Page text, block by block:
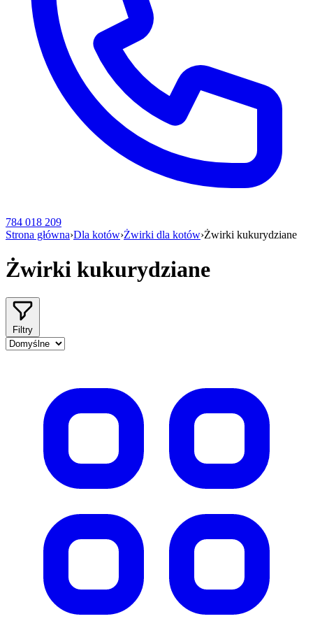
784 018 209
Strona główna›Dla kotów›Żwirki dla kotów›Żwirki kukurydziane
Żwirki kukurydziane
Filtry